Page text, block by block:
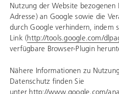
Nutzung der Website bezogenen
Adresse) an Google sowie die
durch Google verhindern, indem
Link (http://tools.google.com/
verfügbare Browser-Plugin
Nähere Informationen zu
Datenschutz finden Sie
unter http://www.google.com/